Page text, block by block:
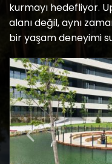
kurmayı hedefliyor.
alanı değil, aynı
bir yaşam deneyimi